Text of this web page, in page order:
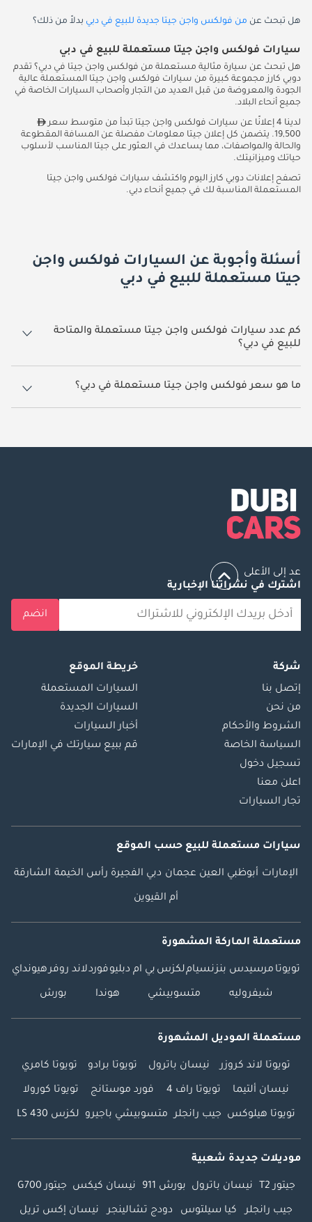
هل تبحث عن من فولكس واجن جيتا جديدة للبيع في دبي بدلاً من ذلك؟
سيارات فولكس واجن جيتا مستعملة للبيع في دبي
هل تبحث عن سيارة مثالية مستعملة من فولكس واجن جيتا في دبي؟ تقدم
دوبي كارز مجموعة كبيرة من سيارات فولكس واجن جيتا المستعملة عالية
الجودة والمعروضة من قبل العديد من التجار وأصحاب السيارات الخاصة في
جميع أنحاء البلاد.
لدينا 4 إعلانًا عن سيارات فولكس واجن جيتا تبدأ من متوسط سعر
19,500. يتضمن كل إعلان جيتا معلومات مفصلة عن المسافة المقطوعة
والحالة والمواصفات، مما يساعدك في العثور على جيتا المناسب لأسلوب
حياتك وميزانيتك.
تصفح إعلانات دوبي كارز اليوم واكتشف سيارات فولكس واجن جيتا
المستعملة المناسبة لك في جميع أنحاء دبي.
أسئلة وأجوبة عن السيارات فولكس واجن
جيتا مستعملة للبيع في دبي
كم عدد سيارات فولكس واجن جيتا مستعملة والمتاحة
للبيع في دبي؟
4 سيارة فولكس واجن جيتا مستعملة متوفرة للبيع في دبي.
ما هو سعر فولكس واجن جيتا مستعملة في دبي؟
يبدأ سعر سيارة فولكس واجن جيتا مستعملة في دبي 19,500.
عد إلى الأعلى
اشترك في نشراتنا الإخبارية
انضم
شركة
إتصل بنا
من نحن
الشروط والأحكام
السياسة الخاصة
تسجيل دخول
اعلن معنا
تجار السيارات
خريطة الموقع
السيارات المستعملة
السيارات الجديدة
أخبار السيارات
قم ببيع سيارتك في الإمارات
سيارات مستعملة للبيع حسب الموقع
الإمارات أبوظبي العين عجمان دبي الفجيرة رأس الخيمة الشارقة
أم القيوين
مستعملة الماركة المشهورة
تويوتا مرسيدس بنزنسياملكزس بي ام دبليوفوردلاند روفرهيونداي
شيفروليه متسوبيشي هوندا بورش
مستعملة الموديل المشهورة
تويوتا لاند كروزر نيسان باترول تويوتا برادو تويوتا كامري
نيسان ألتيما تويوتا راف 4 فورد موستانج تويوتا كورولا
تويوتا هيلوكس جيب رانجلر متسوبيشي باجيرو لكزس LS 430
موديلات جديدة شعبية
جيتور T2 نيسان باترول بورش 911 نيسان كيكس جيتور G700
جيب رانجلر كيا سيلتوس دودج تشالينجر نيسان إكس تريل